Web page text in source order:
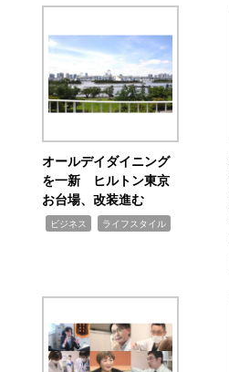
オールデイダイニング
を一新 ヒルトン東京
お台場、改装進む
ビジネス ライフスタイル